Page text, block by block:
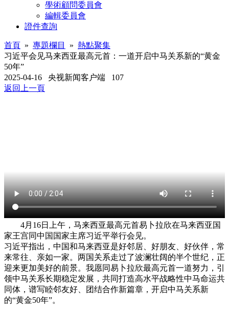
學術顧問委員會
編輯委員會
證件查詢
首頁 » 專題欄目 » 熱點聚集
习近平会见马来西亚最高元首：一道开启中马关系新的“黄金
50年”
2025-04-16 央视新闻客户端 107
返回上一頁
4月16日上午，马来西亚最高元首易卜拉欣在马来西亚国
家王宫同中国国家主席习近平举行会见。
习近平指出，中国和马来西亚是好邻居、好朋友、好伙伴，常
来常往、亲如一家。两国关系走过了波澜壮阔的半个世纪，正
迎来更加美好的前景。我愿同易卜拉欣最高元首一道努力，引
领中马关系长期稳定发展，共同打造高水平战略性中马命运共
同体，谱写睦邻友好、团结合作新篇章，开启中马关系新
的“黄金50年”。